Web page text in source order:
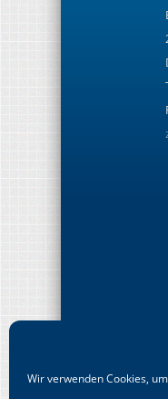
Wir verwenden Cookies,